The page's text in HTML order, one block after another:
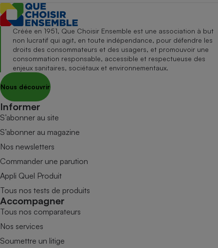
Créée en 1951, Que Choisir Ensemble est une association à but
non lucratif qui agit, en toute indépendance, pour défendre les
droits des consommateurs et des usagers, et promouvoir une
consommation responsable, accessible et respectueuse des
enjeux sanitaires, sociétaux et environnementaux.
Nous découvrir
Informer
S’abonner au site
S’abonner au magazine
Nos newsletters
Commander une parution
Appli Quel Produit
Tous nos tests de produits
Accompagner
Tous nos comparateurs
Nos services
Soumettre un litige